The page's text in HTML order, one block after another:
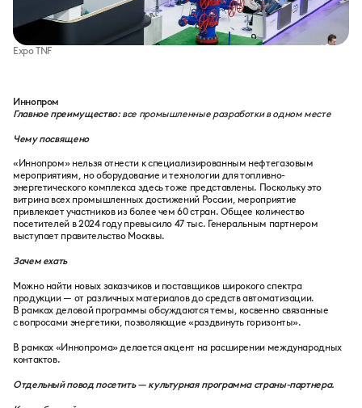
Expo TNF
Иннопром
Главное преимущество: все промышленные разработки в одном месте
Чему посвящено
«Иннопром» нельзя отнести к специализированным нефтегазовым
мероприятиям, но оборудование и технологии для топливно-
энергетического комплекса здесь тоже представлены. Поскольку это
витрина всех промышленных достижений России, мероприятие
привлекает участников из более чем 60 стран. Общее количество
посетителей в 2024 году превысило 47 тыс. Генеральным партнером
выступает правительство Москвы.
Зачем ехать
Можно найти новых заказчиков и поставщиков широкого спектра
продукции — от различных материалов до средств автоматизации.
В рамках деловой программы обсуждаются темы, косвенно связанные
с вопросами энергетики, позволяющие «раздвинуть горизонты».
В рамках «Иннопрома» делается акцент на расширении международных
контактов.
Отдельный повод посетить — культурная программа страны-партнера.